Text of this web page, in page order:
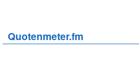
Quotenmeter.fm